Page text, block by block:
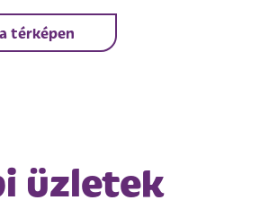
térképen
üzletek